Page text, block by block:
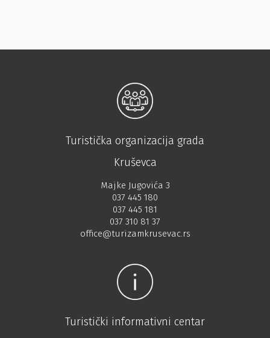
Turistička organizacija grada
Kruševca
Majke Jugovića 3
037 445 180
037 445 181
037 310 81 37
office@turizamkrusevac.rs
Turistički informativni centar